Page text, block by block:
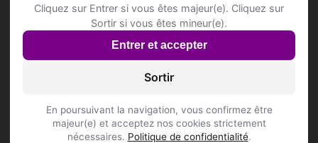
Cliquez sur Entrer si vous êtes majeur(e). Cliquez sur
Sortir si vous êtes mineur(e).
Entrer et accepter
Sortir
En poursuivant la navigation, vous confirmez être
majeur(e) et acceptez nos cookies strictement
nécessaires. Politique de confidentialité.
alentours !
S'inscrire gratuitement